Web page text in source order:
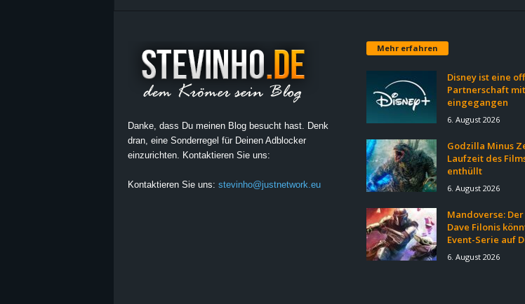
Danke, dass Du meinen Blog besucht hast. Denk
dran, eine Sonderregel für Deinen Adblocker
einzurichten. Kontaktieren Sie uns:
Kontaktieren Sie uns: stevinho@justnetwork.eu
Mehr erfahren
Disney ist eine
Partnerschaft
eingegangen
6. August 2026
Godzilla Minus
Laufzeit des
enthüllt
6. August 2026
Mandoverse:
Dave Filonis
Event-Serie auf
6. August 2026